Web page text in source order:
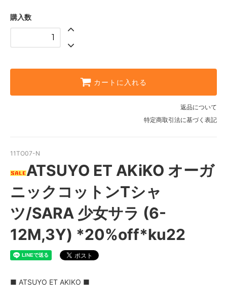
購入数
カートに入れる
返品について
特定商取引法に基づく表記
11TO07-N
ATSUYO ET AKiKO オーガ
ニックコットンTシャ
ツ/SARA 少女サラ (6-
12M,3Y) *20%off*ku22
■ ATSUYO ET AKIKO ■